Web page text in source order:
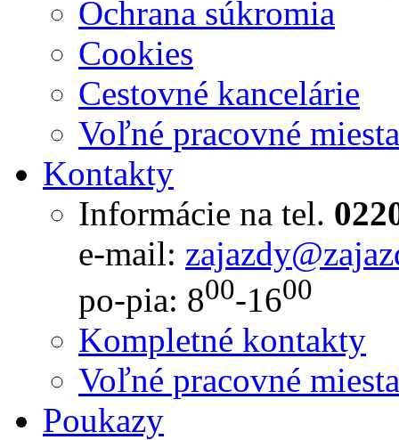
Ochrana súkromia
Cookies
Cestovné kancelárie
Voľné pracovné miesta
Kontakty
Informácie na tel.
e-mail:
po-pia: 800-1600
Kompletné kontakty
Voľné pracovné miesta
Poukazy